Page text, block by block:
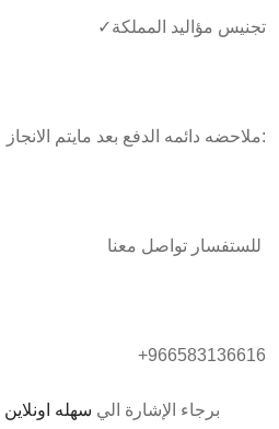
✓تجنيس مؤاليد المملكة
ملاحضه دائمه الدفع بعد مايتم الانجاز:
+966583136616
برجاء الإشارة الي سهله اونلاين